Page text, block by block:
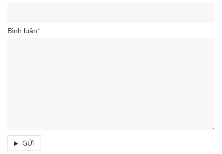
Bình luận*
GỬI